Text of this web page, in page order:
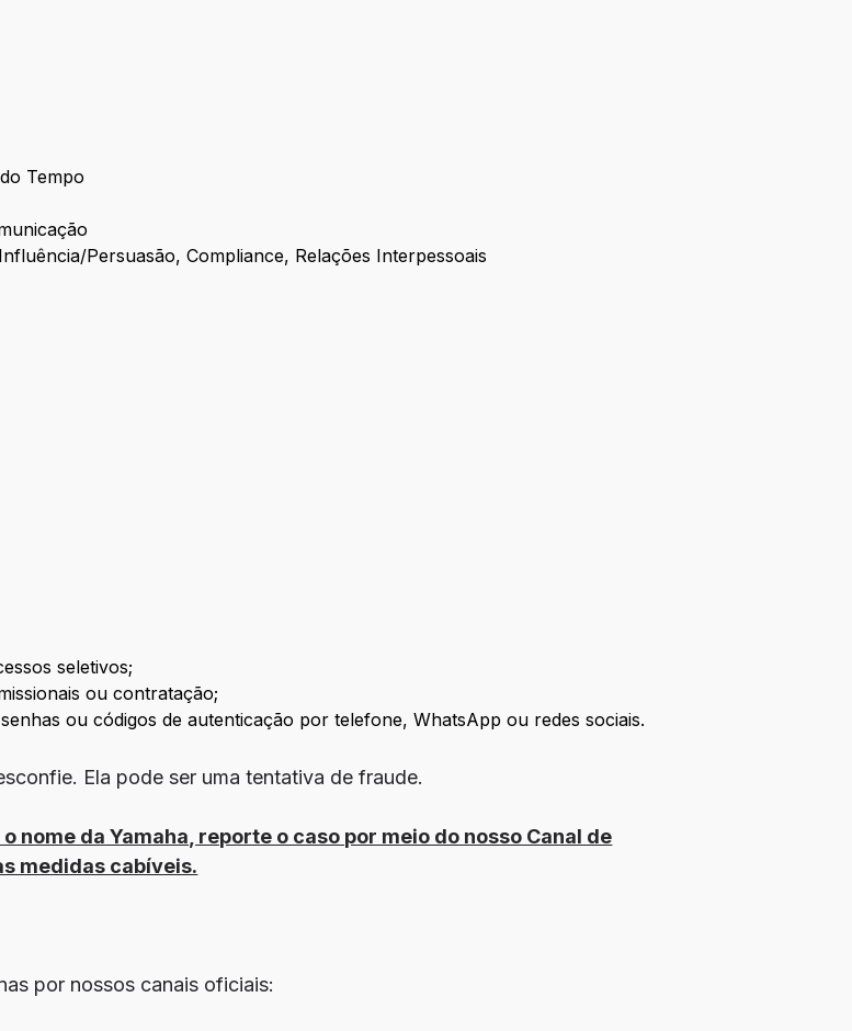
Tempo
Persuasão, Compliance, Relações Interpessoais
seletivos;
ou contratação;
ou códigos de autenticação por telefone, WhatsApp ou redes sociais.
Ela pode ser uma tentativa de fraude.
da Yamaha, reporte o caso por meio do nosso Canal de
medidas cabíveis.
por nossos canais oficiais: